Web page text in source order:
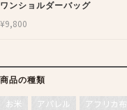
ワンショルダーバッグ
¥9,800
商品の種類
お米 アパレル アフリカ布